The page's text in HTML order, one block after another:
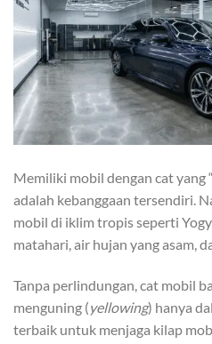
Memiliki mobil dengan cat yang
adalah kebanggaan tersendiri.
mobil di iklim tropis seperti
matahari, air hujan yang asam,
Tanpa perlindungan, cat mobil
menguning (yellowing) hanya
terbaik untuk menjaga kilap